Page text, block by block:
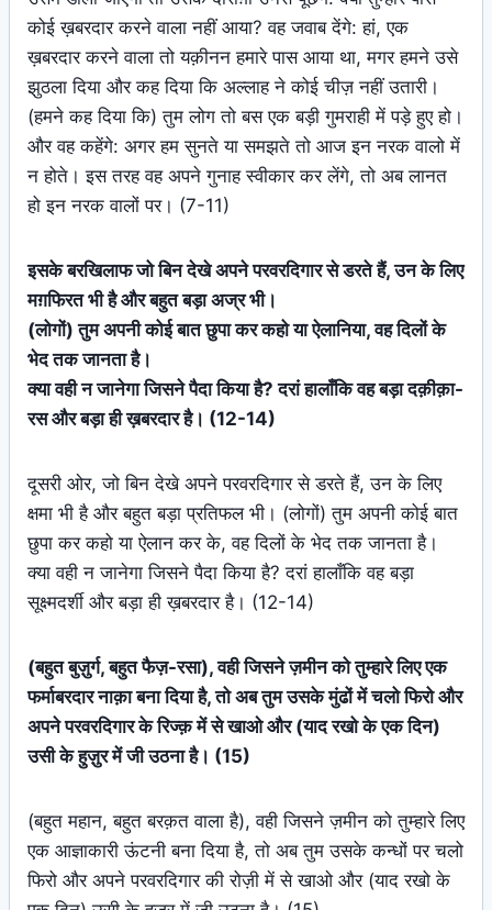
कोई ख़बरदार करने वाला नहीं आया? वह जवाब देंगे: हां, एक
ख़बरदार करने वाला तो यक़ीनन हमारे पास आया था, मगर हमने उसे
झुठला दिया और कह दिया कि अल्लाह ने कोई चीज़ नहीं उतारी।
(हमने कह दिया कि) तुम लोग तो बस एक बड़ी गुमराही में पड़े हुए हो।
और वह कहेंगे: अगर हम सुनते या समझते तो आज इन नरक वालो में
न होते। इस तरह वह अपने गुनाह स्वीकार कर लेंगे, तो अब लानत
हो इन नरक वालों पर। (7-11)
इसके बरखिलाफ जो बिन देखे अपने परवरदिगार से डरते हैं, उन के लिए
मग़फिरत भी है और बहुत बड़ा अज्र भी।
(लोगों) तुम अपनी कोई बात छुपा कर कहो या ऐलानिया, वह दिलों के
भेद तक जानता है।
क्या वही न जानेगा जिसने पैदा किया है? दरां हालाँकि वह बड़ा दक़ीक़ा-
रस और बड़ा ही ख़बरदार है। (12-14)
दूसरी ओर, जो बिन देखे अपने परवरदिगार से डरते हैं, उन के लिए
क्षमा भी है और बहुत बड़ा प्रतिफल भी। (लोगों) तुम अपनी कोई बात
छुपा कर कहो या ऐलान कर के, वह दिलों के भेद तक जानता है।
क्या वही न जानेगा जिसने पैदा किया है? दरां हालाँकि वह बड़ा
सूक्ष्मदर्शी और बड़ा ही ख़बरदार है। (12-14)
(बहुत बुज़ुर्ग, बहुत फैज़-रसा), वही जिसने ज़मीन को तुम्हारे लिए एक
फर्माबरदार नाक़ा बना दिया है, तो अब तुम उसके मुंढों में चलो फिरो और
अपने परवरदिगार के रिज्क़ में से खाओ और (याद रखो के एक दिन)
उसी के हुज़ुर में जी उठना है। (15)
(बहुत महान, बहुत बरक़त वाला है), वही जिसने ज़मीन को तुम्हारे लिए
एक आज्ञाकारी ऊंटनी बना दिया है, तो अब तुम उसके कन्धों पर चलो
फिरो और अपने परवरदिगार की रोज़ी में से खाओ और (याद रखो के